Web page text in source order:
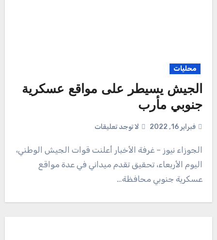
محليات
الجيش يسيطر على مواقع عسكرية
جنوبي مأرب
فبراير 16, 2022 لا توجد تعليقات
اليوم الأربعاء، تحقيق تقدم ميداني في عدة مواقع
عسكرية جنوبي محافظة…